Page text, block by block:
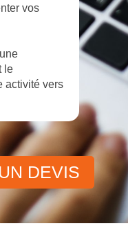
vos
le
activité vers
DEVIS